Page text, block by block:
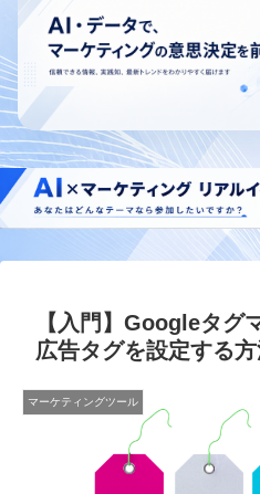
【入門】Googleタグ
広告タグを設定する
マーケティングツール